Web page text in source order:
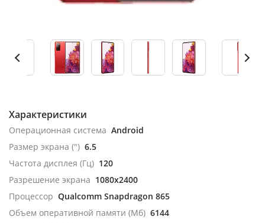
Характеристики
Операционная система Android
Размер экрана (") 6.5
Частота дисплея (Гц) 120
Разрешение экрана 1080x2400
Процессор Qualcomm Snapdragon 865
Объем оперативной памяти (Мб) 6144